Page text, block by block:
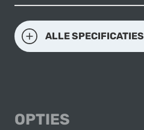
ALLE SPECIFICATIES
OPTIES